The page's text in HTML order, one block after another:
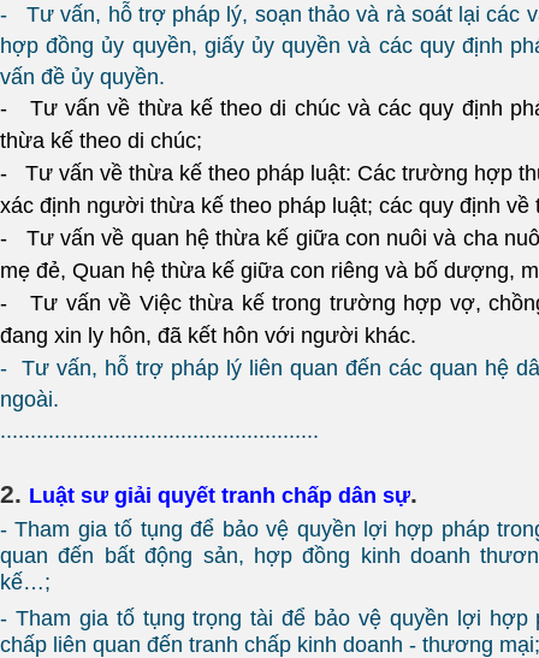
- Tư vấn, hỗ trợ pháp lý, soạn thảo và rà soát lại các
hợp đồng ủy quyền, giấy ủy quyền và các quy định
vấn đề ủy quyền.
- Tư vấn về thừa kế theo di chúc và các quy định
thừa kế theo di chúc;
- Tư vấn về thừa kế theo pháp luật: Các trường hợp
xác định người thừa kế theo pháp luật; các quy định về
- Tư vấn về quan hệ thừa kế giữa con nuôi và cha
mẹ đẻ, Quan hệ thừa kế giữa con riêng và bố dượng,
- Tư vấn về Việc thừa kế trong trường hợp vợ,
đang xin ly hôn, đã kết hôn với người khác.
- Tư vấn, hỗ trợ pháp lý liên quan đến các quan hệ
ngoài.
.....................................................
2. Luật sư giải quyết tranh chấp dân sự.
- Tham gia tố tụng để bảo vệ quyền lợi hợp pháp
quan đến bất động sản, hợp đồng kinh doanh
kế…;
- Tham gia tố tụng trọng tài để bảo vệ quyền lợi hợp
chấp liên quan đến tranh chấp kinh doanh - thương mại;